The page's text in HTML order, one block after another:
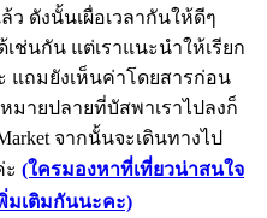
ว ดังนั้นเผื่อเวลากันให้ดีๆ
ช่นกัน แต่เราแนะนำให้เรียก
แถมยังเห็นค่าโดยสารก่อน
มายปลายที่บัสพาเราไปลงก็
จากนั้นจะเดินทางไป
(ใครมองหาที่เที่ยวน่าสนใจ
มเติมกันนะคะ)